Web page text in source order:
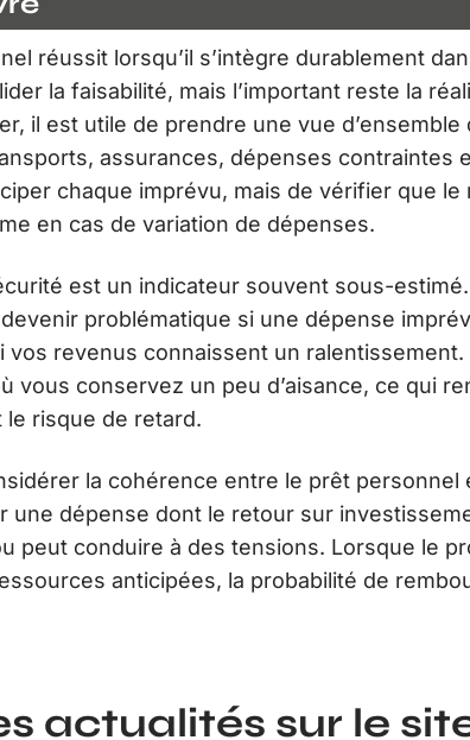
réussit lorsqu’il s’intègre durablement
la faisabilité, mais l’important reste la
il est utile de prendre une vue
assurances, dépenses contraintes
chaque imprévu, mais de vérifier que
en cas de variation de dépenses.
est un indicateur souvent sous-
problématique si une dépense
vos revenus connaissent un
vous conservez un peu d’aisance, ce qui
risque de retard.
la cohérence entre le prêt personnel
une dépense dont le retour sur
peut conduire à des tensions. Lorsque le
anticipées, la probabilité de
actualités sur le